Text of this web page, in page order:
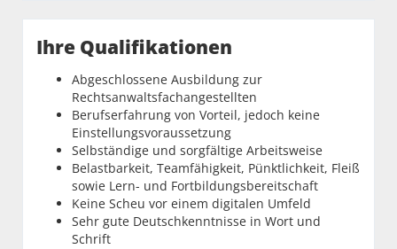
Ihre Qualifikationen
Abgeschlossene Ausbildung zur
Rechtsanwaltsfachangestellten
Berufserfahrung von Vorteil, jedoch keine
Einstellungsvoraussetzung
Selbständige und sorgfältige Arbeitsweise
Belastbarkeit, Teamfähigkeit, Pünktlichkeit, Fleiß
sowie Lern- und Fortbildungsbereitschaft
Keine Scheu vor einem digitalen Umfeld
Sehr gute Deutschkenntnisse in Wort und
Schrift